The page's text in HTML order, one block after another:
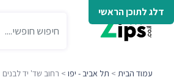
דלג לתוכן הראשי
עמוד הבית > תל אביב - יפו > רחוב שד' יד לבנים